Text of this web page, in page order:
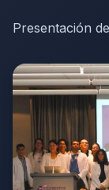
Presentación